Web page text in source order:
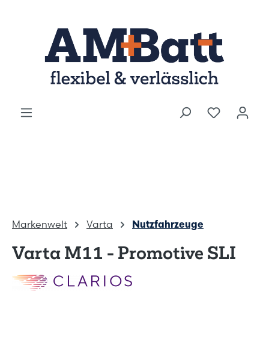
Markenwelt Varta Nutzfahrzeuge
Varta M11 - Promotive SLI